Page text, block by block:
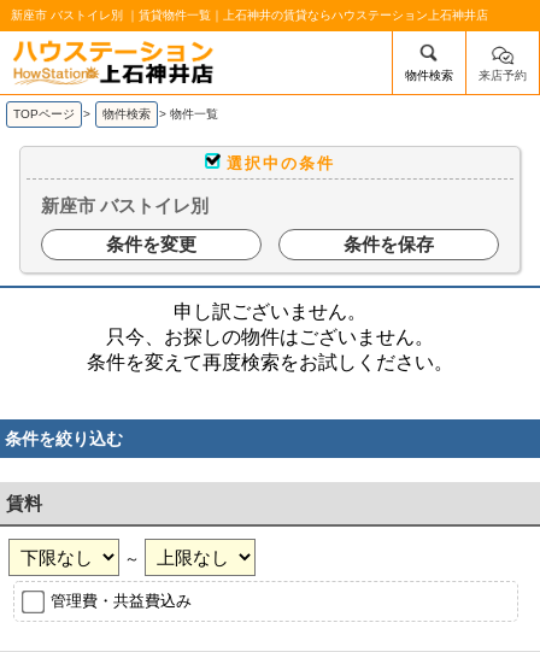
新座市 バストイレ別 ｜賃貸物件一覧｜上石神井の賃貸ならハウステーション上石神井店
/mobile_img/head-logo.png
物件検索 来店予約
TOPページ > 物件検索 > 物件一覧
選択中の条件
新座市 バストイレ別
条件を変更
条件を保存
申し訳ございません。
只今、お探しの物件はございません。
条件を変えて再度検索をお試しください。
条件を絞り込む
賃料
～
管理費・共益費込み